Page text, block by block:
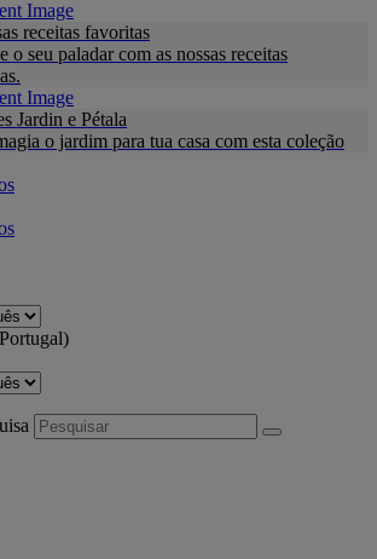
receitas favoritas
o seu paladar com as nossas receitas
Jardin e Pétala
o jardim para tua casa com esta coleção